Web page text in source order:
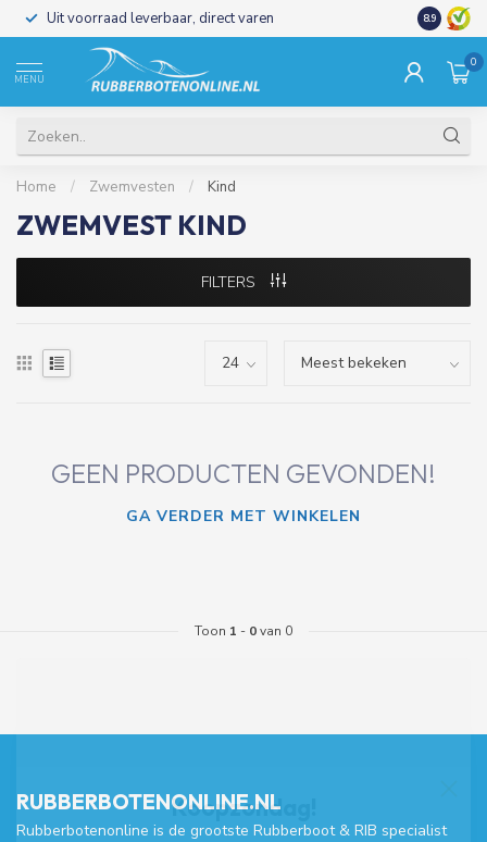
Uit voorraad leverbaar, direct varen Al 15 jaar
8.9
MENU
0
Home / Zwemvesten / Kind
ZWEMVEST KIND
FILTERS
GEEN PRODUCTEN GEVONDEN!
GA VERDER MET WINKELEN
Toon 1 - 0van 0
RUBBERBOTENONLINE.NL
Rubberbotenonline is de grootste Rubberboot & RIB specialist
Koopzondag!